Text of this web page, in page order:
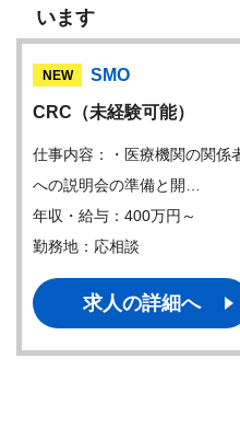
います
NEW
SMO
CRC（未経験可能）
仕事内容：・医療機関の関係
への説明会の準備と開…
年収・給与：400万円～
勤務地：応相談
求人の詳細へ